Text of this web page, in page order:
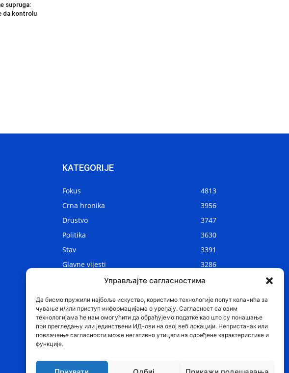
Управљајте сагласностима
Да бисмо пружили најбоље искуство, користимо технологије попут колачића за
чување и/или приступ информацијама о уређају. Сагласност са овим
технологијама ће нам омогућити да обрађујемо податке као што су понашање
при прегледању или јединствени ИД-ови на овој веб локацији. Непристанак или
повлачење сагласности може негативно утицати на одређене карактеристике и
функције.
supruga:
da kontrolu
KATEGORIJE
Fokus
4813
Crna hronika
3956
Drustvo
3747
Politika
3630
Stav
3391
Glavne vijesti
3286
Lokalne vijesti
2908